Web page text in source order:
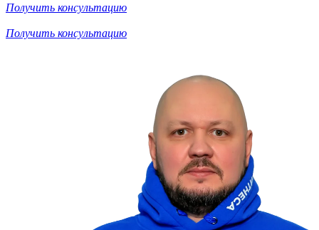
Получить консультацию
Получить консультацию